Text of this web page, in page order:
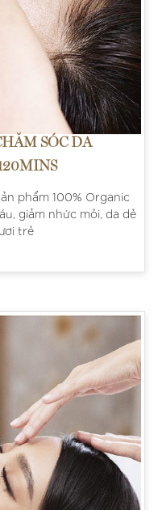
SÓC DA
phẩm 100% Organic
giảm nhức mỏi, da dẻ
trẻ